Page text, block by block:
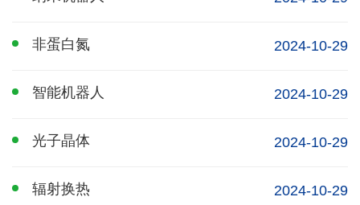
非蛋白氮 2024-10-29
智能机器人 2024-10-29
光子晶体 2024-10-29
辐射换热 2024-10-29